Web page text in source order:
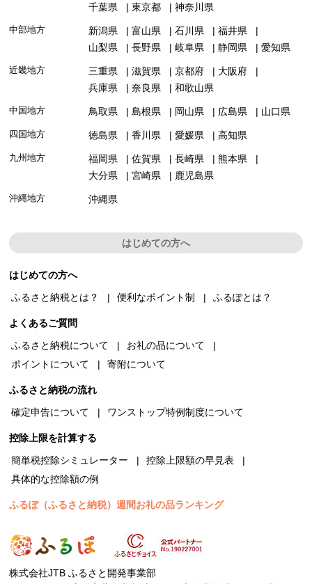
千葉県
東京都 神奈川県
中部地方 新潟県 富山県 石川県
福井県
山梨県
長野県 岐阜県 静岡県 愛知県
近畿地方 三重県 滋賀県 京都府
大阪府
兵庫県
奈良県 和歌山県
中国地方 鳥取県 島根県 岡山県 広島県 山口県
四国地方 徳島県 香川県 愛媛県 高知県
九州地方 福岡県 佐賀県 長崎県
熊本県
大分県
宮崎県 鹿児島県
沖縄地方 沖縄県
はじめての方へ
はじめての方へ
ふるさと納税とは？
便利なポイント制 ふるぽとは？
よくあるご質問
ふるさと納税について
お礼の品について
ポイントについて
寄附について
ふるさと納税の流れ
確定申告について
ワンストップ特例制度について
控除上限を計算する
簡単税控除シミュレーター
控除上限額の早見表
具体的な控除額の例
ふるぽ（ふるさと納税）週間お礼の品ランキング
株式会社JTB ふるさと開発事業部